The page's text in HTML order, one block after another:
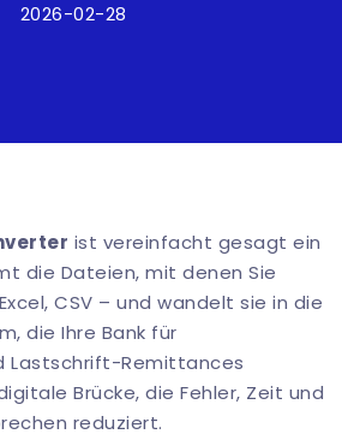
2026-02-28
ist vereinfacht gesagt ein
die Dateien, mit denen Sie
CSV – und wandelt sie in die
die Ihre Bank für
Lastschrift-Remittances
Brücke, die Fehler, Zeit und
reduziert.